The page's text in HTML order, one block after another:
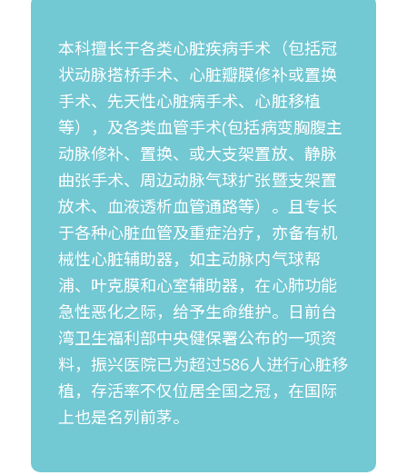
本科擅长于各类心脏疾病手术（包括冠
状动脉搭桥手术、心脏瓣膜修补或置换
手术、先天性心脏病手术、心脏移植
等），及各类血管手术(包括病变胸腹主
动脉修补、置换、或大支架置放、静脉
曲张手术、周边动脉气球扩张暨支架置
放术、血液透析血管通路等）。且专长
于各种心脏血管及重症治疗，亦备有机
械性心脏辅助器，如主动脉内气球帮
浦、叶克膜和心室辅助器，在心肺功能
急性恶化之际，给予生命维护。日前台
湾卫生福利部中央健保署公布的一项资
料，振兴医院已为超过586人进行心脏移
植，存活率不仅位居全国之冠，在国际
上也是名列前茅。